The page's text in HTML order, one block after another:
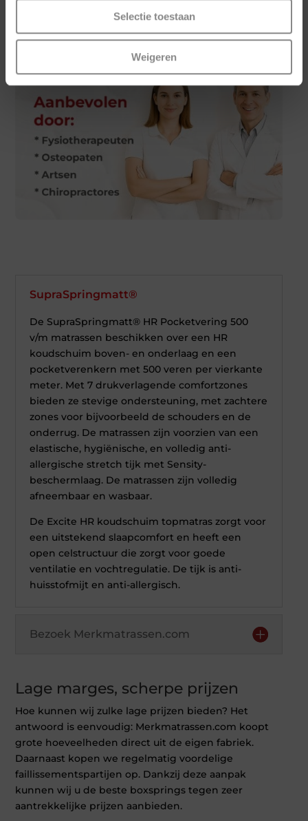
Selectie toestaan
Weigeren
SupraSpringmatt®
De SupraSpringmatt® HR Pocketvering 500
v/m matrassen beschikken over een HR
koudschuim boven- en onderlaag en een
pocketverenkern met 500 veren per vierkante
meter. Met 7 drukverlagende comfortzones
bieden ze stevige ondersteuning, met zachtere
zones voor bijvoorbeeld de schouders en de
onderrug. De matrassen zijn voorzien van een
elastische, hygiënische, en volledig anti-
allergische stretch tijk met Sensity-
beschermlaag. De matrassen zijn volledig
afneembaar en wasbaar.
De Excite HR koudschuim topmatras zorgt voor
een uitstekend slaapcomfort en heeft een
open celstructuur die zorgt voor goede
ventilatie en vochtregulatie. De tijk is anti-
huisstofmijt en anti-allergisch.
Bezoek Merkmatrassen.com
Lage marges, scherpe prijzen
Hoe kunnen wij zulke lage prijzen bieden? Het
antwoord is eenvoudig: Merkmatrassen.com koopt
grote hoeveelheden direct uit de eigen fabriek.
Daarnaast kopen we regelmatig voordelige
faillissementspartijen op. Dankzij deze aanpak
kunnen wij u de beste boxsprings tegen zeer
aantrekkelijke prijzen aanbieden.